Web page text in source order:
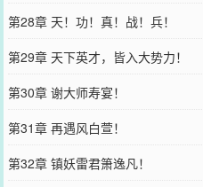
第28章 天！功！真！战！兵！
第29章 天下英才，皆入大势力！
第30章 谢大师寿宴！
第31章 再遇风白萱！
第32章 镇妖雷君箫逸凡！